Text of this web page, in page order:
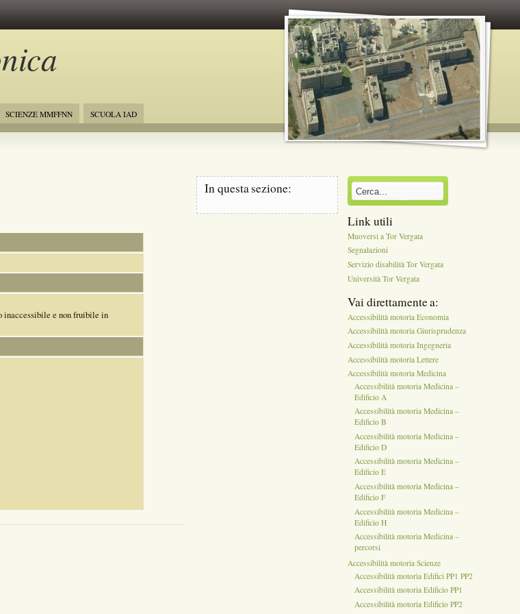
SCIENZE MMFFNN SCUOLA IAD
inaccessibile e non fruibile in
In questa sezione:
Link utili
Muoversi a Tor Vergata
Segnalazioni
Servizio disabilità Tor Vergata
Università Tor Vergata
Vai direttamente a:
Accessibilità motoria Economia
Accessibilità motoria Giurisprudenza
Accessibilità motoria Ingegneria
Accessibilità motoria Lettere
Accessibilità motoria Medicina
Accessibilità motoria Medicina –
Edificio A
Accessibilità motoria Medicina –
Edificio B
Accessibilità motoria Medicina –
Edificio D
Accessibilità motoria Medicina –
Edificio E
Accessibilità motoria Medicina –
Edificio F
Accessibilità motoria Medicina –
Edificio H
Accessibilità motoria Medicina –
percorsi
Accessibilità motoria Scienze
Accessibilità motoria Edifici PP1 PP2
Accessibilità motoria Edificio PP1
Accessibilità motoria Edificio PP2